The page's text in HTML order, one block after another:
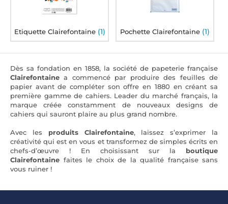
Dès sa fondation en 1858, la société de papeterie française
Clairefontaine a commencé par produire des feuilles de
papier avant de compléter son offre en 1880 en créant sa
première gamme de cahiers. Leader du marché français, la
marque créée constamment de nouveaux designs de
cahiers qui sauront plaire au plus grand nombre.
Avec les produits Clairefontaine, laissez s’exprimer la
créativité qui est en vous et transformez de simples écrits en
chefs-d’œuvre ! En choisissant sur la boutique
Clairefontaine faites le choix de la qualité française sans
vous ruiner !
Etiquette Clairefontaine (1) Pochette Clairefontaine (1)